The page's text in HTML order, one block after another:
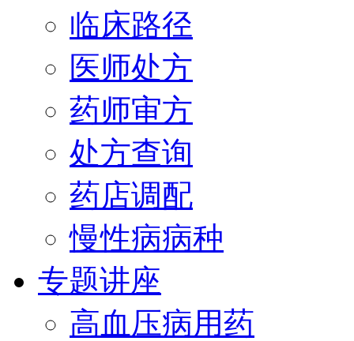
临床路径
医师处方
药师审方
处方查询
药店调配
慢性病病种
专题讲座
高血压病用药